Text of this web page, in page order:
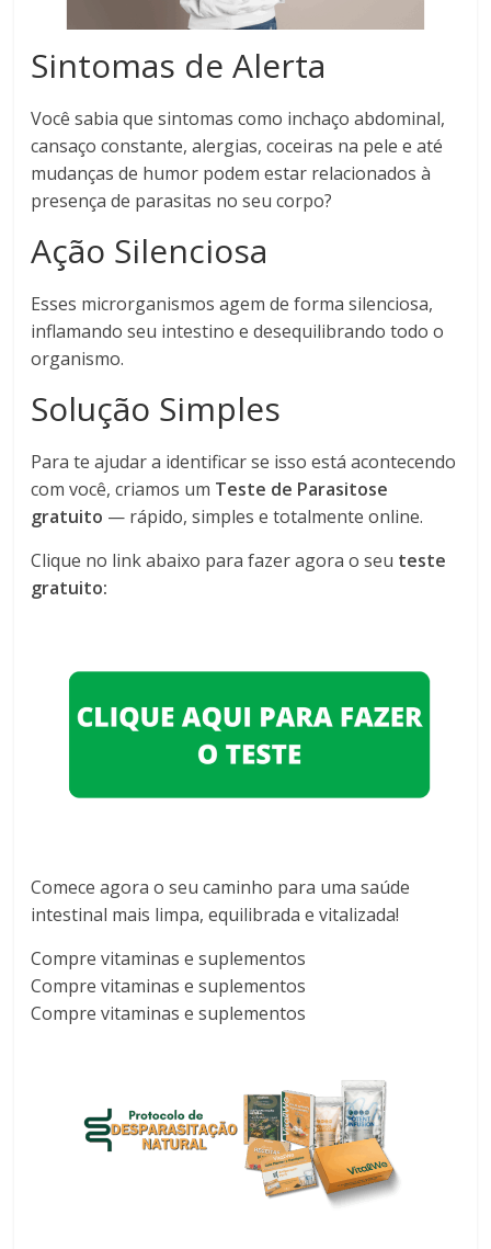
Sintomas de Alerta
Você sabia que sintomas como inchaço abdominal,
cansaço constante, alergias, coceiras na pele e até
mudanças de humor podem estar relacionados à
presença de parasitas no seu corpo?
Ação Silenciosa
Esses microrganismos agem de forma silenciosa,
inflamando seu intestino e desequilibrando todo o
organismo.
Solução Simples
Para te ajudar a identificar se isso está acontecendo
com você, criamos um Teste de Parasitose
gratuito — rápido, simples e totalmente online.
Clique no link abaixo para fazer agora o seu teste
gratuito:
Comece agora o seu caminho para uma saúde
intestinal mais limpa, equilibrada e vitalizada!
Compre vitaminas e suplementos
Compre vitaminas e suplementos
Compre vitaminas e suplementos